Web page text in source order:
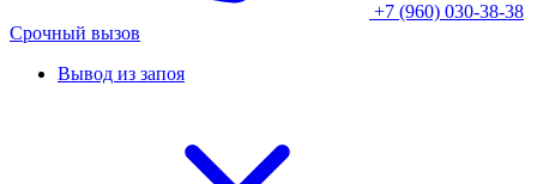
+7 (960) 030-38-38
Срочный вызов
Вывод из запоя